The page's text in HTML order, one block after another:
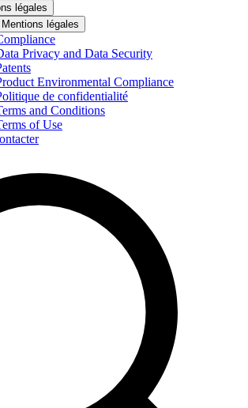
légales
Mentions légales
Privacy and Data Security
Environmental Compliance
de confidentialité
and Conditions
of Use